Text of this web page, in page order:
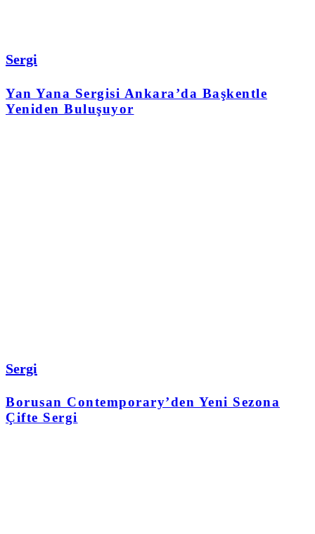
Sergi
Yan Yana Sergisi Ankara’da Başkentle
Yeniden Buluşuyor
Sergi
Borusan Contemporary’den Yeni Sezona
Çifte Sergi